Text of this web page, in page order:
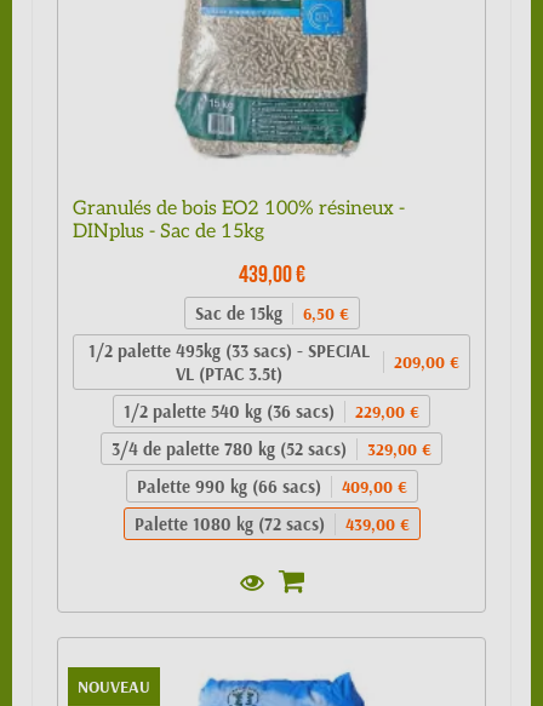
Granulés de bois EO2 100% résineux -
DINplus - Sac de 15kg
439,00 €
Sac de 15kg 6,50 €
1/2 palette 495kg (33 sacs) - SPECIAL
VL (PTAC 3.5t)
209,00 €
1/2 palette 540 kg (36 sacs) 229,00 €
3/4 de palette 780 kg (52 sacs) 329,00 €
Palette 990 kg (66 sacs) 409,00 €
Palette 1080 kg (72 sacs) 439,00 €
NOUVEAU